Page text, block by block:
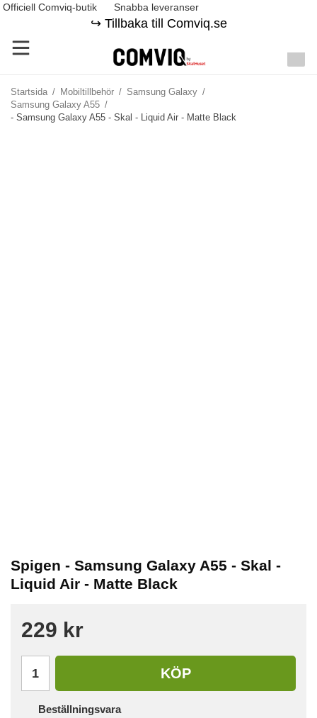
Officiell Comviq-butik Snabba leveranser
↪️ Tillbaka till Comviq.se
Startsida / Mobiltillbehör / Samsung Galaxy /
Samsung Galaxy A55 /
- Samsung Galaxy A55 - Skal - Liquid Air - Matte Black
Spigen - Samsung Galaxy A55 - Skal -
Liquid Air - Matte Black
229 kr
KÖP
Beställningsvara